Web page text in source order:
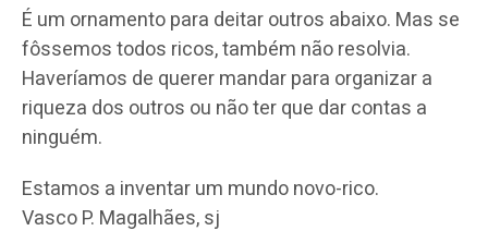
É um ornamento para deitar outros abaixo. Mas se
fôssemos todos ricos, também não resolvia.
Haveríamos de querer mandar para organizar a
riqueza dos outros ou não ter que dar contas a
ninguém.
Estamos a inventar um mundo novo-rico.
Vasco P. Magalhães, sj